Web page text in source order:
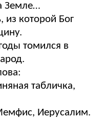
Земле…
из которой Бог
томился в
табличка,
Иерусалим.